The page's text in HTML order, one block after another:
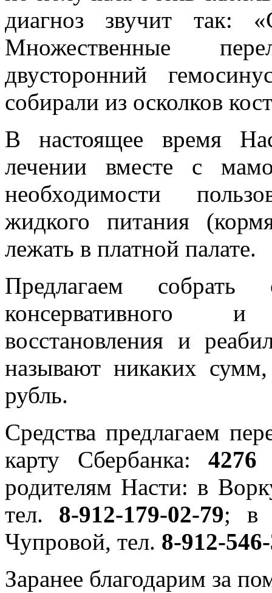
диагноз звучит так:
Множественные
двусторонний
собирали из осколков
В настоящее время
лечении вместе с
необходимости
жидкого питания
лежать в платной палате.
Предлагаем собрать
консервативного
восстановления и
называют никаких
рубль.
Средства предлагаем
карту Сбербанка:4276
родителям Насти: в
тел. 8-912-179-02-79; в
Чупровой, тел. 8-912-
Заранее благодарим за